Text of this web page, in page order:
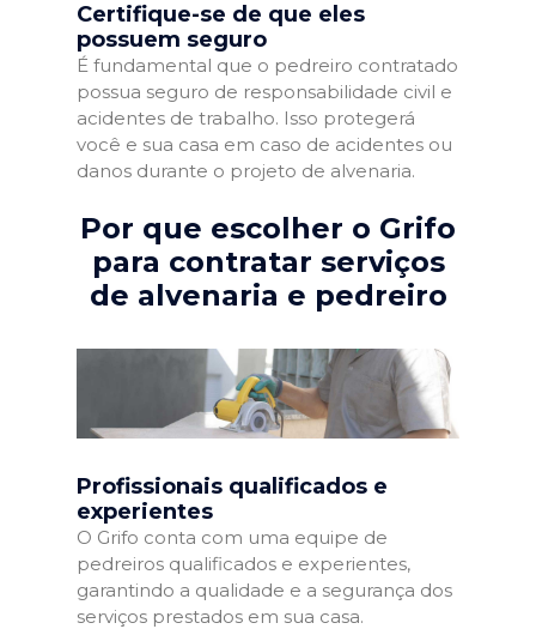
Certifique-se de que eles
possuem seguro
É fundamental que o pedreiro contratado
possua seguro de responsabilidade civil e
acidentes de trabalho. Isso protegerá
você e sua casa em caso de acidentes ou
danos durante o projeto de alvenaria.
Por que escolher o Grifo
para contratar serviços
de alvenaria e pedreiro
Profissionais qualificados e
experientes
O Grifo conta com uma equipe de
pedreiros qualificados e experientes,
garantindo a qualidade e a segurança dos
serviços prestados em sua casa.